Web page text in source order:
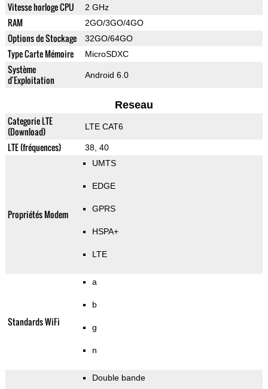
Vitesse horloge CPU 2 GHz
RAM 2GO/3GO/4GO
Options de Stockage 32GO/64GO
Type Carte Mémoire MicroSDXC
Système
d'Exploitation
Android 6.0
Reseau
Categorie LTE
(Download)
LTE CAT6
LTE (fréquences) 38, 40
Propriétés Modem
UMTS
EDGE
GPRS
HSPA+
LTE
Standards WiFi
a
b
g
n
Double bande